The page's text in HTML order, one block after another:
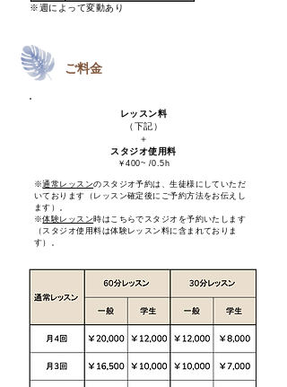
※週によって変動あり
ご料金
レッスン料
（下記）
＋
スタジオ使用料
￥400~ /0.5h
※通常レッスンのスタジオ予約は、生徒様にしていただ
いております（レッスン確定後にご予約方法をお伝えし
ます）。
※体験レッスン時はこちらでスタジオを予約いたします
（スタジオ使用料は体験レッスン料に含まれておりま
す）。